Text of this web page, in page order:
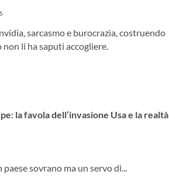
sarcasmo e burocrazia, costruendo
li ha saputi accogliere.
la favola dell’invasione Usa e la realtà
sovrano ma un servo di...